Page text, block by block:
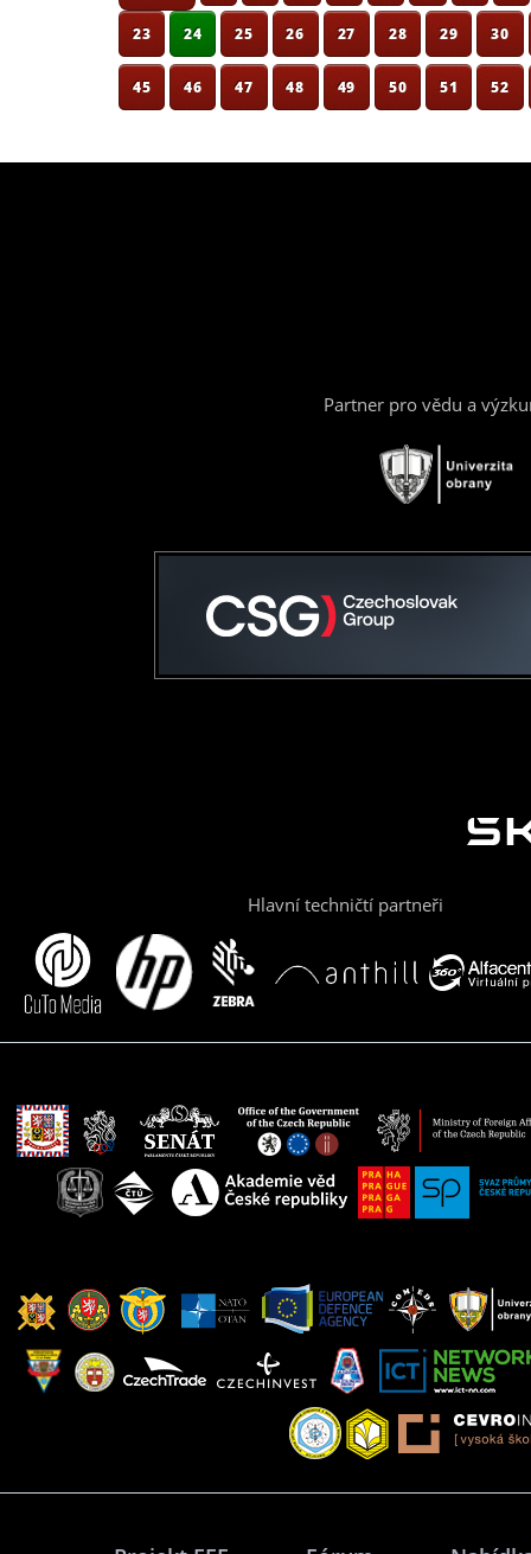
23 24 25 26 27 28 29 30
45 46 47 48 49 50 51 52
Partner pro vědu a
Hlavní techničtí partneři